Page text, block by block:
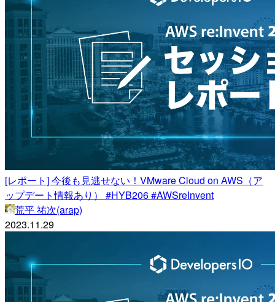
[レポート] 今後も見逃せない！VMware Cloud on AWS（ア
ップデート情報あり） #HYB206 #AWSreInvent
荒平 祐次(arap)
2023.11.29